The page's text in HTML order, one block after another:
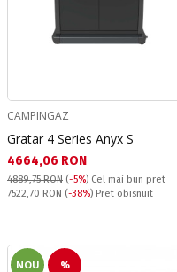
CAMPINGAZ
Gratar 4 Series Anyx S
Текуща цена:
4664,06 RON
4889,75 RON (-5%) Cel mai bun pret
Pret obisnuit:
7522,70 RON (-38%) Pret obisnuit
NOU %